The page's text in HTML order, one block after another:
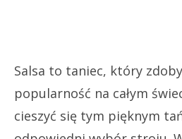
Salsa to taniec, który
popularność na całym
cieszyć się tym pięknym